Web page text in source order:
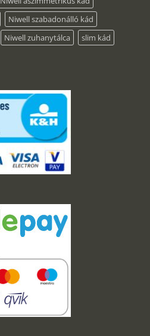
Niwell szabadonálló kád
Niwell zuhanytálca
slim kád